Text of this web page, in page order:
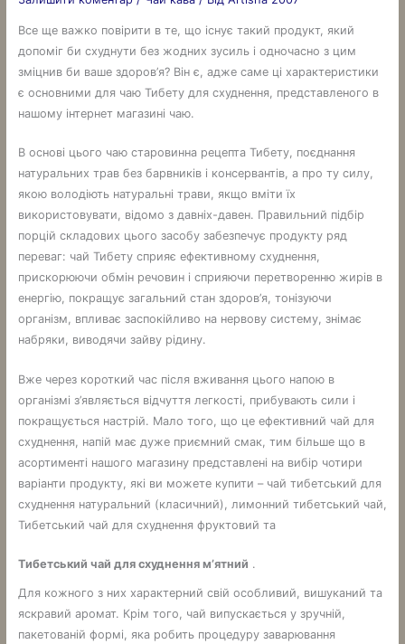
Все ще важко повірити в те, що існує такий продукт, який
допоміг би схуднути без жодних зусиль і одночасно з цим
зміцнив би ваше здоров’я? Він є, адже саме ці характеристики
є основними для чаю Тибету для схуднення, представленого в
нашому інтернет магазині чаю.
В основі цього чаю старовинна рецепта Тибету, поєднання
натуральних трав без барвників і консервантів, а про ту силу,
якою володіють натуральні трави, якщо вміти їх
використовувати, відомо з давніх-давен. Правильний підбір
порцій складових цього засобу забезпечує продукту ряд
переваг: чай Тибету сприяє ефективному схуднення,
прискорюючи обмін речовин і сприяючи перетворенню жирів в
енергію, покращує загальний стан здоров’я, тонізуючи
організм, впливає заспокійливо на нервову систему, знімає
набряки, виводячи зайву рідину.
Вже через короткий час після вживання цього напою в
організмі з’являється відчуття легкості, прибувають сили і
покращується настрій. Мало того, що це ефективний чай для
схуднення, напій має дуже приємний смак, тим більше що в
асортименті нашого магазину представлені на вибір чотири
варіанти продукту, які ви можете купити – чай ​​тибетський для
схуднення натуральний (класичний), лимонний тибетський чай,
Тибетський чай для схуднення фруктовий та
Тибетський чай для схуднення м’ятний .
Для кожного з них характерний свій особливий, вишуканий та
яскравий аромат. Крім того, чай випускається у зручній,
пакетованій формі, яка робить процедуру заварювання